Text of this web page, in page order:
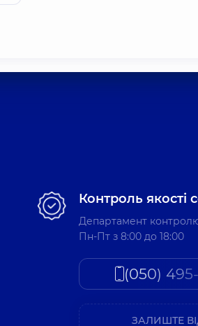
Контроль якості
Департамент контролю
Пн-Пт з 8:00 до 18:00
(050) 495-
ЗАЛИШТЕ